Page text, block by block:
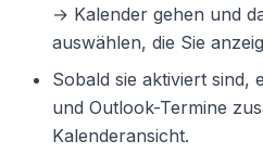
→ Kalender gehen und
auswählen, die Sie
Sobald sie aktiviert sind,
und Outlook-Termine
Kalenderansicht.